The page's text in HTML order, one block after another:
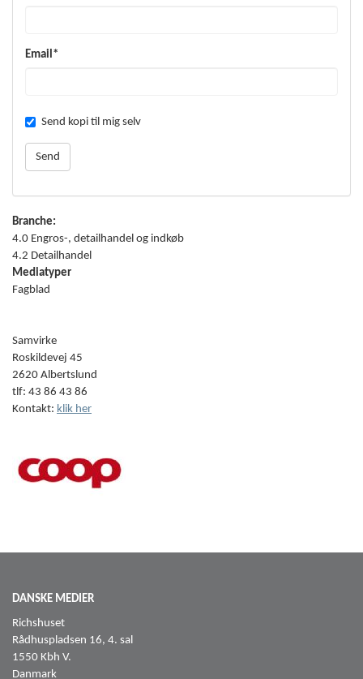
Email*
Send kopi til mig selv
Branche:
4.0 Engros-, detailhandel og indkøb
4.2 Detailhandel
Mediatyper
Fagblad
Samvirke
Roskildevej 45
2620 Albertslund
tlf: 43 86 43 86
Kontakt: klik her
DANSKE MEDIER
Richshuset
Rådhuspladsen 16, 4. sal
1550 Kbh V.
Danmark